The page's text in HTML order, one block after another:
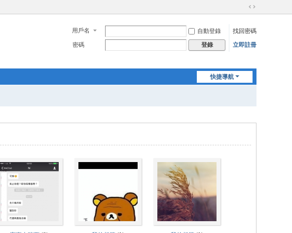
切
到
寬
用戶名 自動登錄
找回密碼
密碼
登錄 立即註冊
快捷導航